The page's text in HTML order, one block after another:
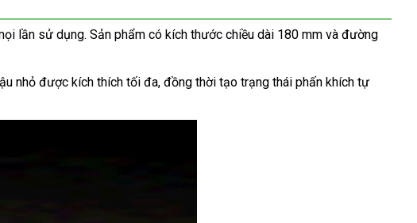
lần sử dụng. Sản phẩm có kích thước chiều dài 180 mm và đường
nhỏ được kích thích tối đa, đồng thời tạo trạng thái phấn khích tự